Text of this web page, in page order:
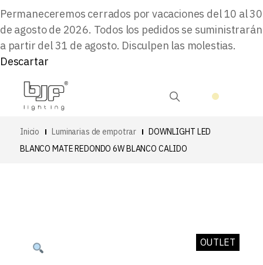
Permaneceremos cerrados por vacaciones del 10 al 30
de agosto de 2026. Todos los pedidos se suministrarán
a partir del 31 de agosto. Disculpen las molestias.
Descartar
Inicio Luminarias de empotrar
DOWNLIGHT LED
BLANCO MATE REDONDO 6W BLANCO CALIDO
OUTLET